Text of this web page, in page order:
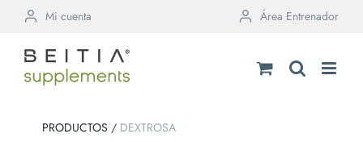
contenido
Mi cuenta Área Entrenador
PRODUCTOS / DEXTROSA